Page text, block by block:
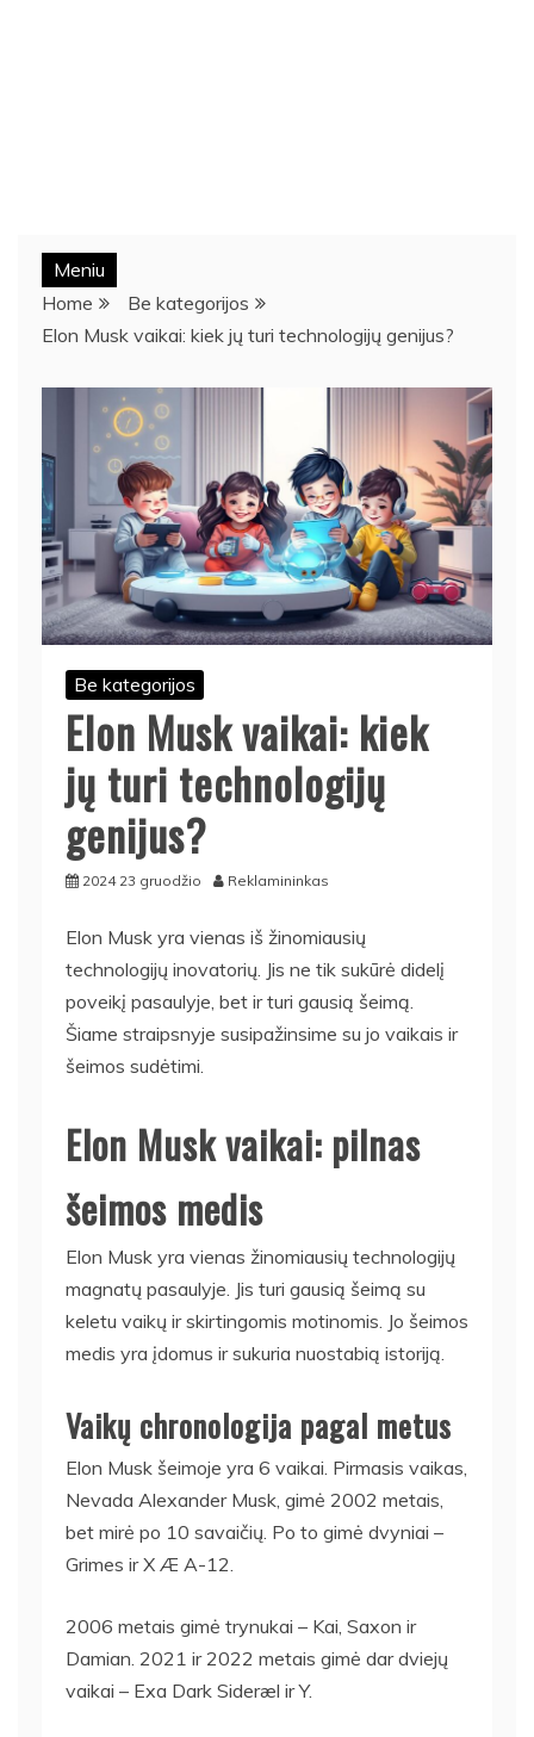
Meniu
Home
Be kategorijos
Elon Musk vaikai: kiek jų turi technologijų genijus?
Be kategorijos
Elon Musk vaikai: kiek
jų turi technologijų
genijus?
2024 23 gruodžio Reklamininkas
Elon Musk yra vienas iš žinomiausių
technologijų inovatorių. Jis ne tik sukūrė didelį
poveikį pasaulyje, bet ir turi gausią šeimą.
Šiame straipsnyje susipažinsime su jo vaikais ir
šeimos sudėtimi.
Elon Musk vaikai: pilnas
šeimos medis
Elon Musk yra vienas žinomiausių technologijų
magnatų pasaulyje. Jis turi gausią šeimą su
keletu vaikų ir skirtingomis motinomis. Jo šeimos
medis yra įdomus ir sukuria nuostabią istoriją.
Vaikų chronologija pagal metus
Elon Musk šeimoje yra 6 vaikai. Pirmasis vaikas,
Nevada Alexander Musk, gimė 2002 metais,
bet mirė po 10 savaičių. Po to gimė dvyniai –
Grimes ir X Æ A-12.
2006 metais gimė trynukai – Kai, Saxon ir
Damian. 2021 ir 2022 metais gimė dar dviejų
vaikai – Exa Dark Sideræl ir Y.